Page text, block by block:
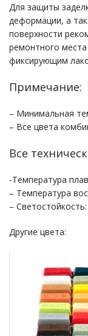
Для защиты
деформации, а
поверхности
ремонтного
фиксирующим
Примечание:
– Минимальная
– Все цвета
Все
-Температура
– Температура
–
Другие цвета: